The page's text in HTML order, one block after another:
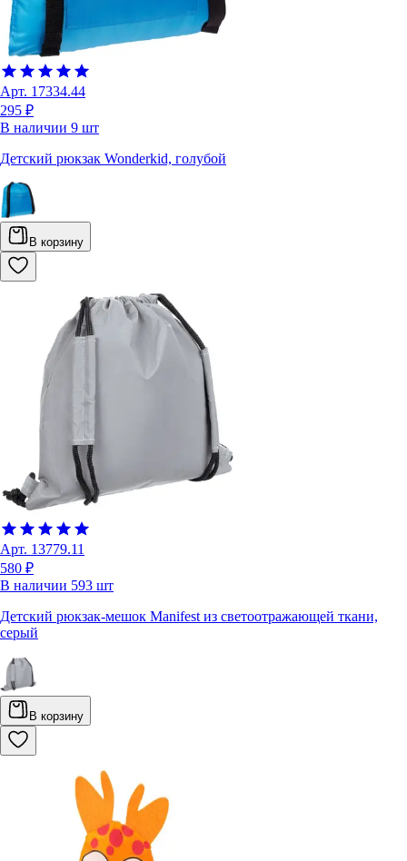
Арт. 17334.44
295 ₽
В наличии 9 шт
Детский рюкзак Wonderkid, голубой
В корзину
Арт. 13779.11
580 ₽
В наличии 593 шт
Детский рюкзак-мешок Manifest из светоотражающей ткани,
серый
В корзину